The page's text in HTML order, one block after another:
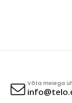
Võta meiega